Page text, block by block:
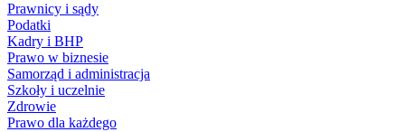
Prawnicy i sądy
Podatki
Kadry i BHP
Prawo w biznesie
Samorząd i administracja
Szkoły i uczelnie
Zdrowie
Prawo dla każdego